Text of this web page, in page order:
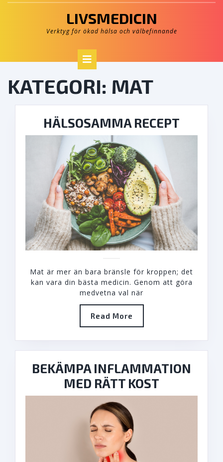
Skip
LIVSMEDICIN
Verktyg för ökad hälsa och välbefinnande
Open
Button
KATEGORI: MAT
HÄLSOSAMMA RECEPT
Mat är mer än bara bränsle för kroppen; det
kan vara din bästa medicin. Genom att göra
medvetna val när
Read More
More
BEKÄMPA INFLAMMATION
MED RÄTT KOST